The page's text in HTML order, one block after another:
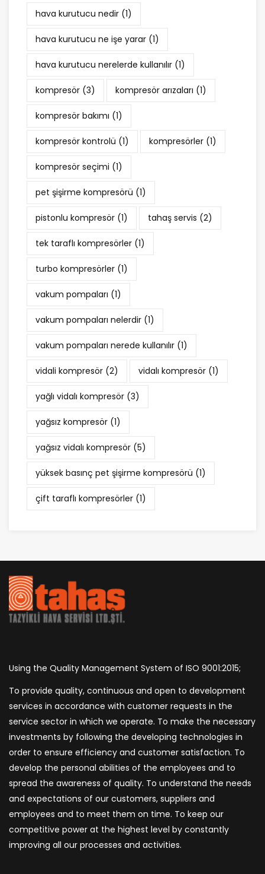
hava kurutucu nedir (1)
hava kurutucu ne işe yarar (1)
hava kurutucu nerelerde kullanılır (1)
kompresör (3) kompresör arızaları (1)
kompresör bakımı (1)
kompresör kontrolü (1) kompresörler (1)
kompresör seçimi (1)
pet şişirme kompresörü (1)
pistonlu kompresör (1) tahaş servis (2)
tek taraflı kompresörler (1)
turbo kompresörler (1)
vakum pompaları (1)
vakum pompaları nelerdir (1)
vakum pompaları nerede kullanılır (1)
vidali kompresör (2) vidalı kompresör (1)
yağlı vidalı kompresör (3)
yağsız kompresör (1)
yağsız vidalı kompresör (5)
yüksek basınç pet şişirme kompresörü (1)
çift taraflı kompresörler (1)
Using the Quality Management System of ISO 9001:2015;
To provide quality, continuous and open to development
services in accordance with customer requests in the
service sector in which we operate. To make the necessary
investments by following the developing technologies in
order to ensure efficiency and customer satisfaction. To
develop the personal abilities of the employees and to
spread the awareness of quality. To understand the needs
and expectations of our customers, suppliers and
employees and to meet them on time. To keep our
competitive power at the highest level by constantly
improving all our processes and activities.